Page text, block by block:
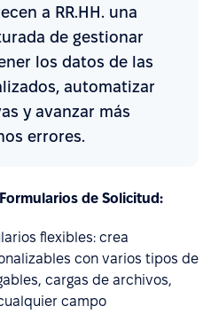
a RR.HH. una
de gestionar
los datos de las
automatizar
y avanzar más
errores.
de Solicitud:
flexibles: crea
con varios tipos de
cargas de archivos,
campo